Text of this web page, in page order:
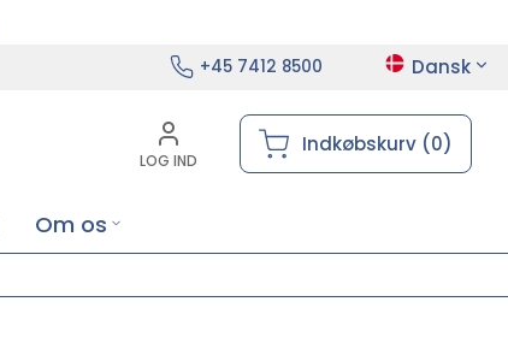
+45 7412 8500 Dansk
LOG IND
Indkøbskurv (0)
Om os